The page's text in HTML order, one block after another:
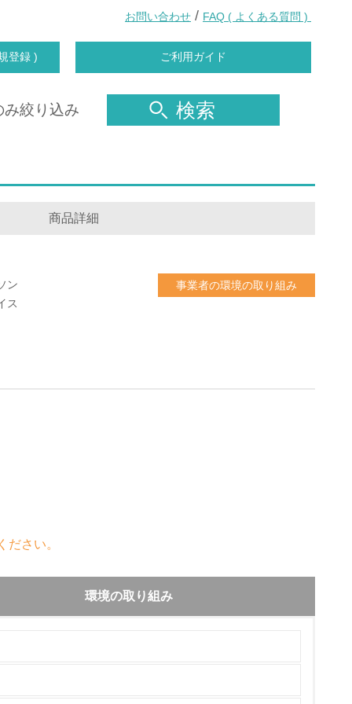
お問い合わせ / FAQ ( よくある質問 )
登録 ) ご利用ガイド
み絞り込み 検索
商品詳細
ン
ス
事業者の環境の取り組み
さい。
環境の取り組み